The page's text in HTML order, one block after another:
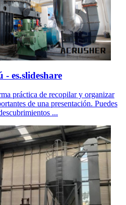
- es.slideshare
práctica de recopilar y organizar
de una presentación. Puedes
...